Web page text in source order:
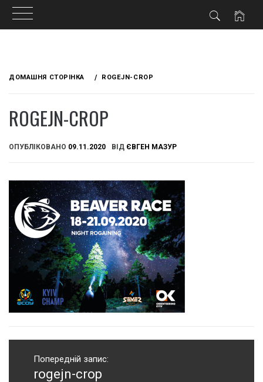
ДОМАШНЯ СТОРІНКА ROGEJN-CROP
ROGEJN-CROP
ОПУБЛІКОВАНО 09.11.2020 ВІД ЄВГЕН МАЗУР
Навігація
записів
Попередній запис:
Попередній
rogejn-crop